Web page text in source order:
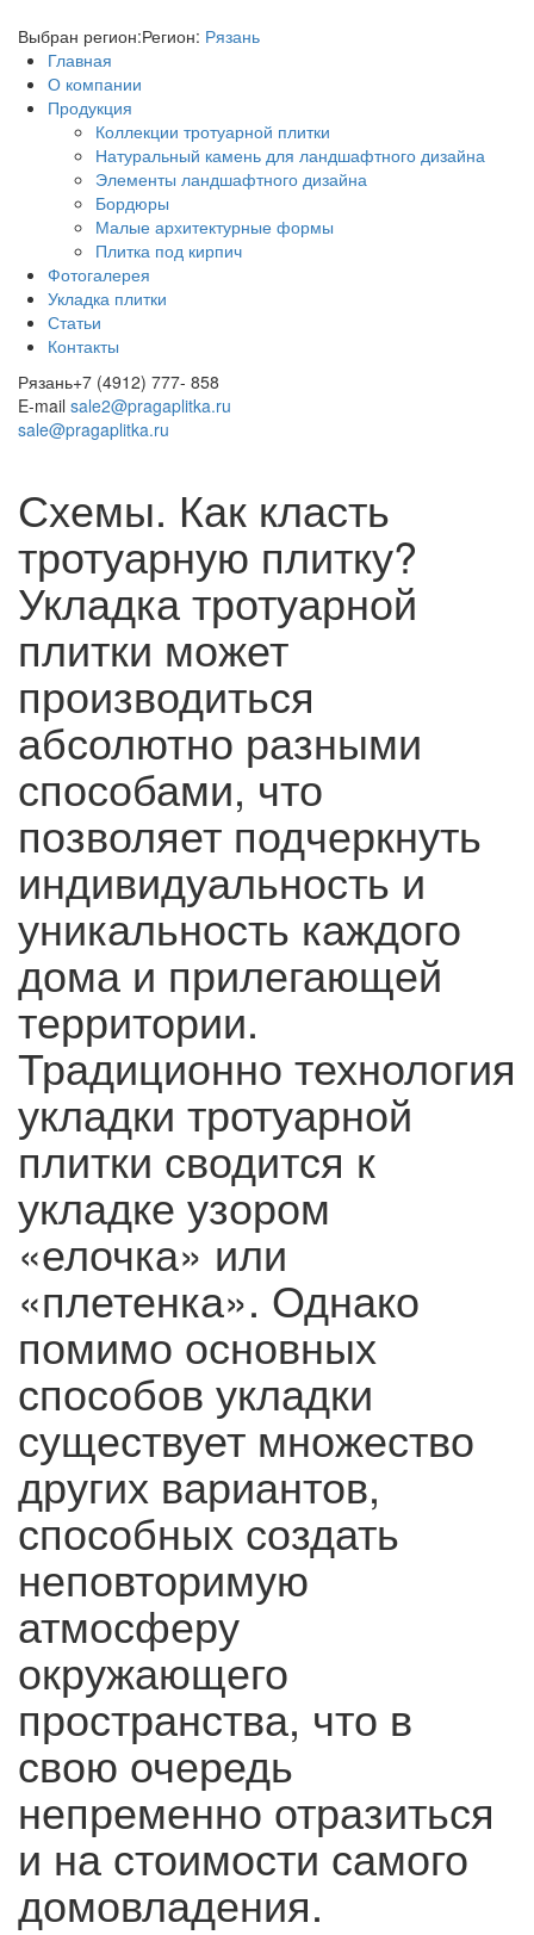
Выбран регион:Регион: Рязань
Главная
О компании
Продукция
Коллекции тротуарной плитки
Натуральный камень для ландшафтного дизайна
Элементы ландшафтного дизайна
Бордюры
Малые архитектурные формы
Плитка под кирпич
Фотогалерея
Укладка плитки
Статьи
Контакты
Рязань+7 (4912) 777- 858
E-mail sale2@pragaplitka.ru
sale@pragaplitka.ru
Схемы. Как класть
тротуарную плитку?
Укладка тротуарной
плитки может
производиться
абсолютно разными
способами, что
позволяет подчеркнуть
индивидуальность и
уникальность каждого
дома и прилегающей
территории.
Традиционно технология
укладки тротуарной
плитки сводится к
укладке узором
«елочка» или
«плетенка». Однако
помимо основных
способов укладки
существует множество
других вариантов,
способных создать
неповторимую
атмосферу
окружающего
пространства, что в
свою очередь
непременно отразиться
и на стоимости самого
домовладения.